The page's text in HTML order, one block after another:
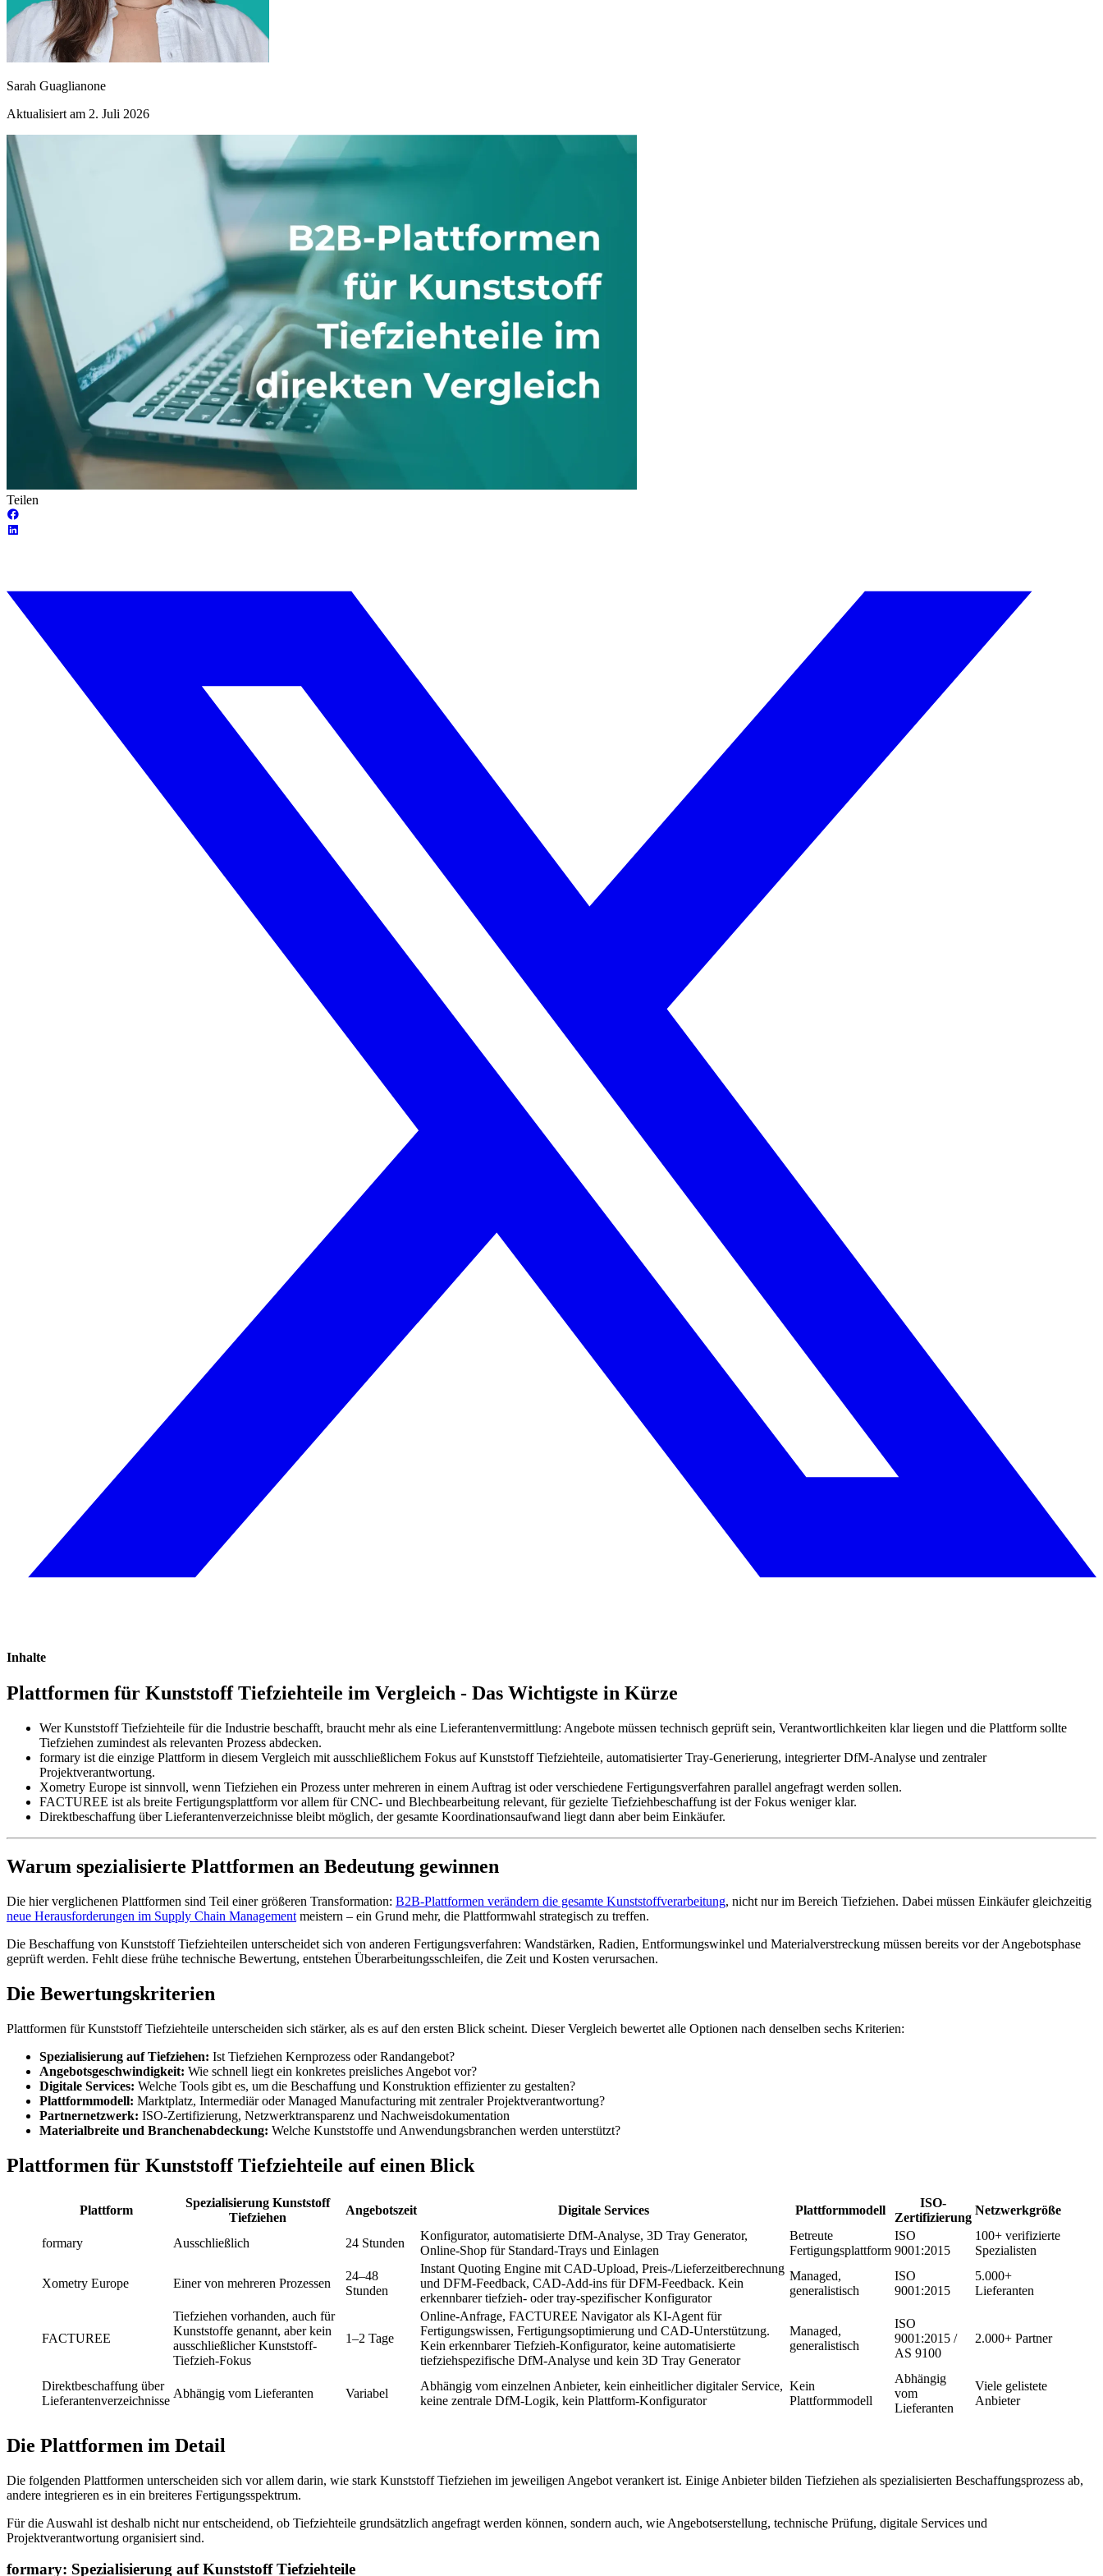
Sarah Guaglianone
Aktualisiert am 2. Juli 2026
Teilen
Inhalte
Plattformen für Kunststoff Tiefziehteile im Vergleich - Das Wichtigste in Kürze
Wer Kunststoff Tiefziehteile für die Industrie beschafft, braucht mehr als eine Lieferantenvermittlung: Angebote müssen technisch geprüft sein, Verantwortlichkeiten klar liegen und die Plattform sollte
Tiefziehen zumindest als relevanten Prozess abdecken.
formary ist die einzige Plattform in diesem Vergleich mit ausschließlichem Fokus auf Kunststoff Tiefziehteile, automatisierter Tray-Generierung, integrierter DfM-Analyse und zentraler
Projektverantwortung.
Xometry Europe ist sinnvoll, wenn Tiefziehen ein Prozess unter mehreren in einem Auftrag ist oder verschiedene Fertigungsverfahren parallel angefragt werden sollen.
FACTUREE ist als breite Fertigungsplattform vor allem für CNC- und Blechbearbeitung relevant, für gezielte Tiefziehbeschaffung ist der Fokus weniger klar.
Direktbeschaffung über Lieferantenverzeichnisse bleibt möglich, der gesamte Koordinationsaufwand liegt dann aber beim Einkäufer.
Warum spezialisierte Plattformen an Bedeutung gewinnen
Die hier verglichenen Plattformen sind Teil einer größeren Transformation: B2B-Plattformen verändern die gesamte Kunststoffverarbeitung, nicht nur im Bereich Tiefziehen. Dabei müssen Einkäufer gleichzeitig
neue Herausforderungen im Supply Chain Management meistern – ein Grund mehr, die Plattformwahl strategisch zu treffen.
Die Beschaffung von Kunststoff Tiefziehteilen unterscheidet sich von anderen Fertigungsverfahren: Wandstärken, Radien, Entformungswinkel und Materialverstreckung müssen bereits vor der Angebotsphase
geprüft werden. Fehlt diese frühe technische Bewertung, entstehen Überarbeitungsschleifen, die Zeit und Kosten verursachen.
Die Bewertungskriterien
Plattformen für Kunststoff Tiefziehteile unterscheiden sich stärker, als es auf den ersten Blick scheint. Dieser Vergleich bewertet alle Optionen nach denselben sechs Kriterien:
Spezialisierung auf Tiefziehen: Ist Tiefziehen Kernprozess oder Randangebot?
Angebotsgeschwindigkeit: Wie schnell liegt ein konkretes preisliches Angebot vor?
Digitale Services: Welche Tools gibt es, um die Beschaffung und Konstruktion effizienter zu gestalten?
Plattformmodell: Marktplatz, Intermediär oder Managed Manufacturing mit zentraler Projektverantwortung?
Partnernetzwerk: ISO-Zertifizierung, Netzwerktransparenz und Nachweisdokumentation
Materialbreite und Branchenabdeckung: Welche Kunststoffe und Anwendungsbranchen werden unterstützt?
Plattformen für Kunststoff Tiefziehteile auf einen Blick
Plattform
Spezialisierung Kunststoff
Tiefziehen
Angebotszeit Digitale Services Plattformmodell
ISO-
Zertifizierung
Netzwerkgröße
formary Ausschließlich 24 Stunden
Konfigurator, automatisierte DfM-Analyse, 3D Tray Generator,
Online-Shop für Standard-Trays und Einlagen
Betreute
Fertigungsplattform
ISO
9001:2015
100+ verifizierte
Spezialisten
Xometry Europe Einer von mehreren Prozessen
24–48
Stunden
Instant Quoting Engine mit CAD-Upload, Preis-/Lieferzeitberechnung
und DFM-Feedback, CAD-Add-ins für DFM-Feedback. Kein
erkennbarer tiefzieh- oder tray-spezifischer Konfigurator
Managed,
generalistisch
ISO
9001:2015
5.000+
Lieferanten
FACTUREE
Tiefziehen vorhanden, auch für
Kunststoffe genannt, aber kein
ausschließlicher Kunststoff-
Tiefzieh-Fokus
1–2 Tage
Online-Anfrage, FACTUREE Navigator als KI-Agent für
Fertigungswissen, Fertigungsoptimierung und CAD-Unterstützung.
Kein erkennbarer Tiefzieh-Konfigurator, keine automatisierte
tiefziehspezifische DfM-Analyse und kein 3D Tray Generator
Managed,
generalistisch
ISO
9001:2015 /
AS 9100
2.000+ Partner
Direktbeschaffung über
Lieferantenverzeichnisse
Abhängig vom Lieferanten Variabel
Abhängig vom einzelnen Anbieter, kein einheitlicher digitaler Service,
keine zentrale DfM-Logik, kein Plattform-Konfigurator
Kein
Plattformmodell
Abhängig
vom
Lieferanten
Viele gelistete
Anbieter
Die Plattformen im Detail
Die folgenden Plattformen unterscheiden sich vor allem darin, wie stark Kunststoff Tiefziehen im jeweiligen Angebot verankert ist. Einige Anbieter bilden Tiefziehen als spezialisierten Beschaffungsprozess ab,
andere integrieren es in ein breiteres Fertigungsspektrum.
Für die Auswahl ist deshalb nicht nur entscheidend, ob Tiefziehteile grundsätzlich angefragt werden können, sondern auch, wie Angebotserstellung, technische Prüfung, digitale Services und
Projektverantwortung organisiert sind.
formary: Spezialisierung auf Kunststoff Tiefziehteile